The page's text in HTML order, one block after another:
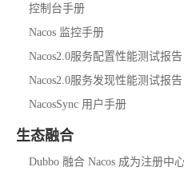
控制台手册
Nacos 监控手册
Nacos2.0服务配置性能测试报告
Nacos2.0服务发现性能测试报告
NacosSync 用户手册
生态融合
Dubbo 融合 Nacos 成为注册中